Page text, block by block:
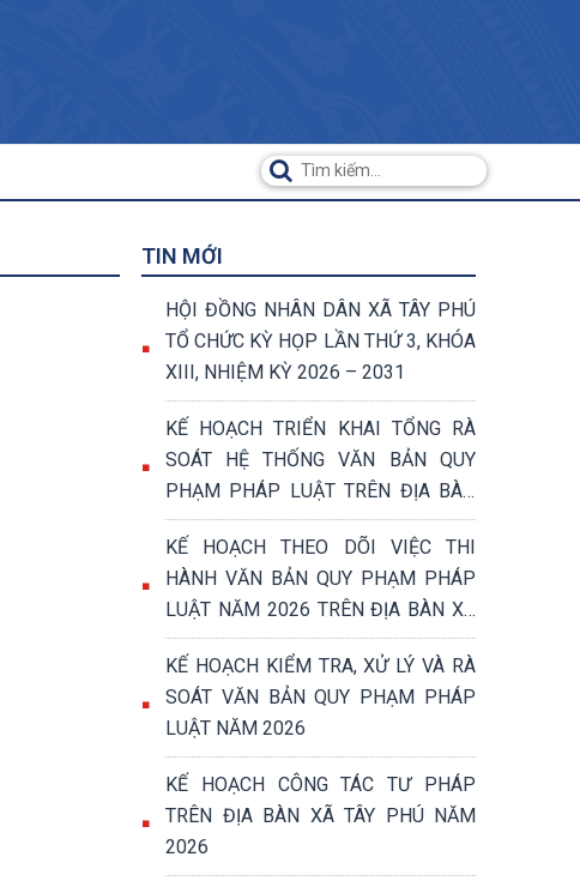
TIN MỚI
HỘI ĐỒNG NHÂN DÂN XÃ TÂY PHÚ
TỔ CHỨC KỲ HỌP LẦN THỨ 3, KHÓA
XIII, NHIỆM KỲ 2026 – 2031
KẾ HOẠCH TRIỂN KHAI TỔNG RÀ
SOÁT HỆ THỐNG VĂN BẢN QUY
PHẠM PHÁP LUẬT TRÊN ĐỊA BÀN
XÃ TÂY PHÚ NĂM 2026
KẾ HOẠCH THEO DÕI VIỆC THI
HÀNH VĂN BẢN QUY PHẠM PHÁP
LUẬT NĂM 2026 TRÊN ĐỊA BÀN XÃ
TÂY PHÚ
KẾ HOẠCH KIỂM TRA, XỬ LÝ VÀ RÀ
SOÁT VĂN BẢN QUY PHẠM PHÁP
LUẬT NĂM 2026
KẾ HOẠCH CÔNG TÁC TƯ PHÁP
TRÊN ĐỊA BÀN XÃ TÂY PHÚ NĂM
2026